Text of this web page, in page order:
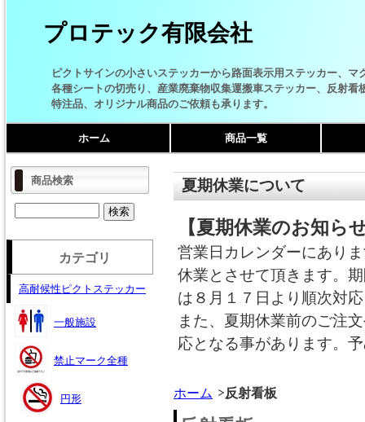
プロテック有限会社
ピクトサインの小さいステッカーから路面表示用ステッカー、マ
各種シートの切売り、産業廃棄物収集運搬車ステッカー、反射看
特注品、オリジナル商品のご依頼も承ります。
ホーム 商品一覧
夏期休業について
【夏期休業のお知ら
営業日カレンダーにあり
休業とさせて頂きます。
は８月１７日より順次対
また、夏期休業前のご注
応となる事があります。
ホーム 反射看板
商品検索
カテゴリ
高耐候性ピクトステッカー
一般施設
禁止マーク全種
円形